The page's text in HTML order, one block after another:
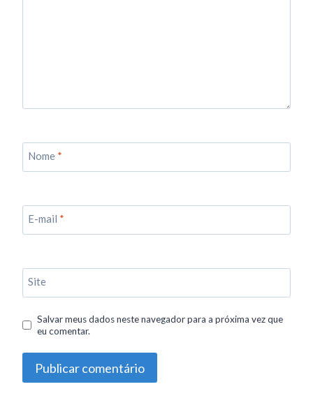
Nome *
E-mail *
Site
Salvar meus dados neste navegador para a próxima vez que
eu comentar.